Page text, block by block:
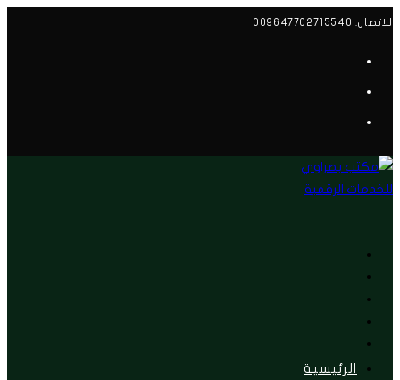
Skip
content
للاتصال: 009647702715540
الرئيسية